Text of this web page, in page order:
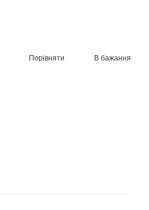
Порівняти В бажання